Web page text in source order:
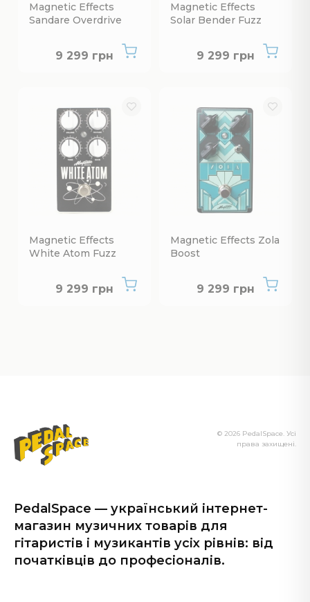
Magnetic Effects
Sandare Overdrive
9 299 грн
Немає в наявності
Magnetic Effects
Solar Bender Fuzz
9 299 грн
Немає в
Magnetic Effects
White Atom Fuzz
9 299 грн
Немає в наявності
Magnetic Effects Zola
Boost
9 299 грн
Немає в
PedalSpace — український інтернет-
магазин музичних товарів для
гітаристів і музикантів усіх рівнів: від
початківців до професіоналів.
© 2026 PedalSpace. Усі
права захищені.